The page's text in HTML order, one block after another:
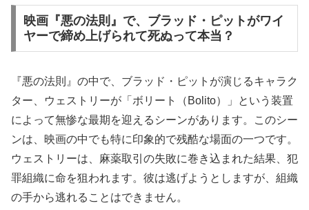
映画『悪の法則』で、ブラッド・ピットがワイ
ヤーで締め上げられて死ぬって本当？
『悪の法則』の中で、ブラッド・ピットが演じるキャラク
ター、ウェストリーが「ボリート（Bolito）」という装置
によって無惨な最期を迎えるシーンがあります。このシー
ンは、映画の中でも特に印象的で残酷な場面の一つです。
ウェストリーは、麻薬取引の失敗に巻き込まれた結果、犯
罪組織に命を狙われます。彼は逃げようとしますが、組織
の手から逃れることはできません。